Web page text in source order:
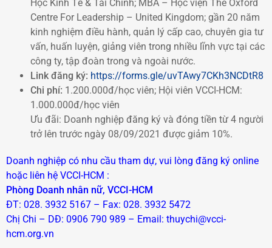
Học Kinh Tế & Tài Chính; MBA – Học viện The Oxford
Centre For Leadership – United Kingdom; gần 20 năm
kinh nghiệm điều hành, quản lý cấp cao, chuyên gia tư
vấn, huấn luyện, giảng viên trong nhiều lĩnh vực tại các
công ty, tập đoàn trong và ngoài nước.
Link đăng ký: https://forms.gle/uvTAwy7CKh3NCDtR8
Chi phí: 1.200.000đ/học viên; Hội viên VCCI-HCM:
1.000.000đ/học viên
Ưu đãi: Doanh nghiệp đăng ký và đóng tiền từ 4 người
trở lên trước ngày 08/09/2021 được giảm 10%.
Doanh nghiệp có nhu cầu tham dự, vui lòng đăng ký online
hoặc liên hệ VCCI-HCM :
Phòng Doanh nhân nữ, VCCI-HCM
ĐT: 028. 3932 5167 – Fax: 028. 3932 5472
Chị Chi – DĐ: 0906 790 989 – Email: thuychi@vcci-
hcm.org.vn